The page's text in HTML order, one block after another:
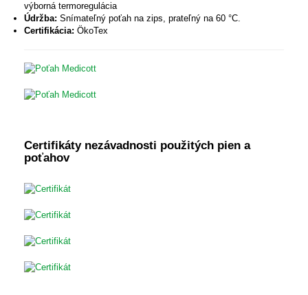
výborná termoregulácia
Údržba: Snímateľný poťah na zips, prateľný na 60 °C.
Certifikácia: ÖkoTex
Certifikáty nezávadnosti použitých pien a
poťahov